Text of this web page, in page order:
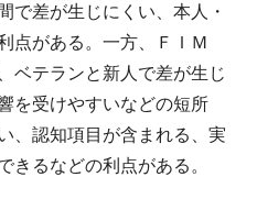
で差が生じにくい、本人・
点がある。一方、ＦＩＭ
ベテランと新人で差が生じ
を受けやすいなどの短所
、認知項目が含まれる、実
きるなどの利点がある。